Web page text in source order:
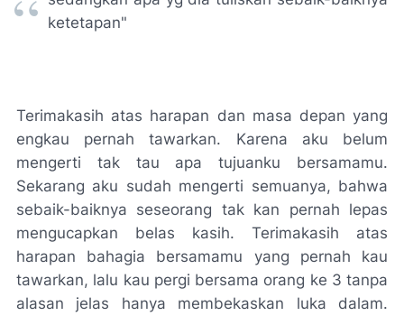
ketetapan"
Terimakasih atas harapan dan masa depan yang
engkau pernah tawarkan. Karena aku belum
mengerti tak tau apa tujuanku bersamamu.
Sekarang aku sudah mengerti semuanya, bahwa
sebaik-baiknya seseorang tak kan pernah lepas
mengucapkan belas kasih. Terimakasih atas
harapan bahagia bersamamu yang pernah kau
tawarkan, lalu kau pergi bersama orang ke 3 tanpa
alasan jelas hanya membekaskan luka dalam.